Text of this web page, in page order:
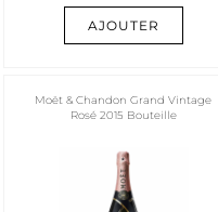
AJOUTER
Moët & Chandon Grand Vintage
Rosé 2015 Bouteille